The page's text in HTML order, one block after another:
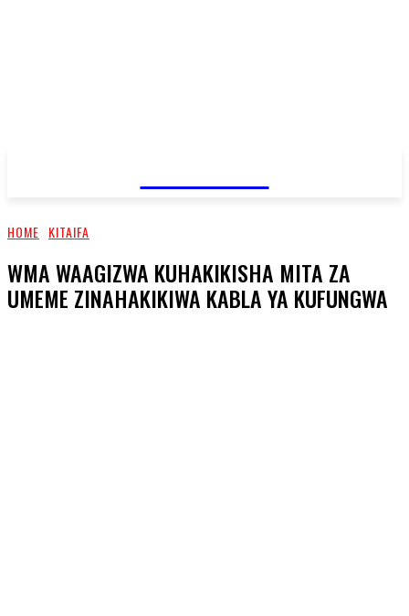
HOME KITAIFA
WMA WAAGIZWA KUHAKIKISHA MITA ZA
UMEME ZINAHAKIKIWA KABLA YA KUFUNGWA